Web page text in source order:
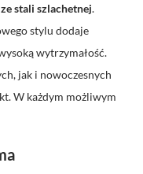
stali szlachetnej.
stylu dodaje
wytrzymałość.
jak i nowoczesnych
W każdym możliwym